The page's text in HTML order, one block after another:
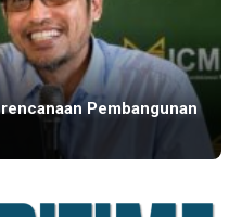
Pembangunan